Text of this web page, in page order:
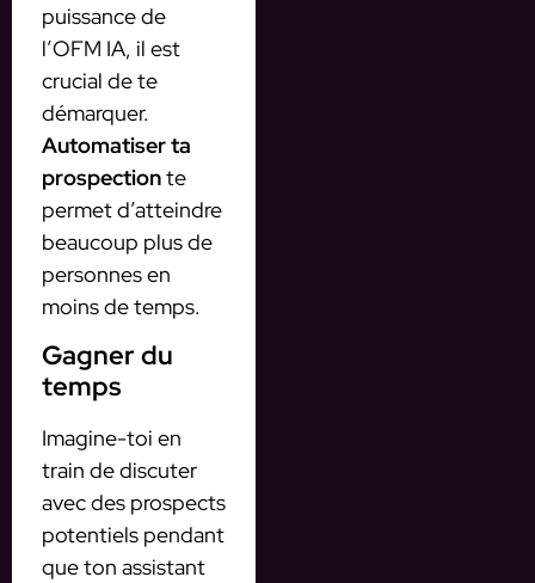
puissance de
l’OFM IA, il est
crucial de te
démarquer.
Automatiser ta
prospectionte
permet d’atteindre
beaucoup plus de
personnes en
moins de temps.
Gagner du
temps
Imagine-toi en
train de discuter
avec des prospects
potentiels pendant
que ton assistant